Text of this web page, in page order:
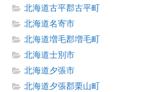
北海道古平郡古平町
北海道名寄市
北海道増毛郡増毛町
北海道士別市
北海道夕張市
北海道夕張郡栗山町